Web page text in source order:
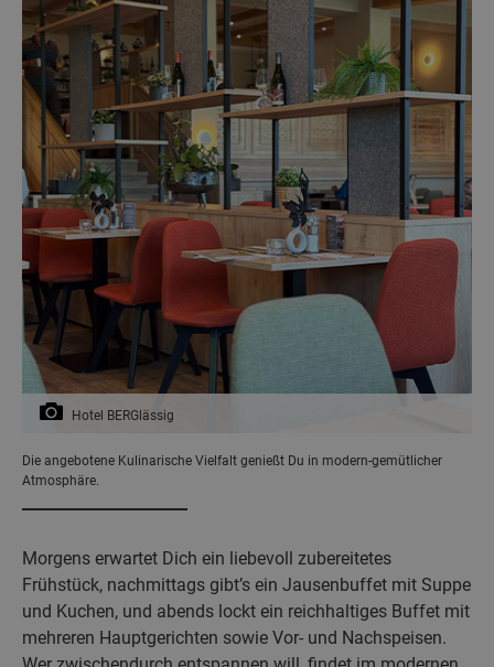
Hotel BERGlässig
Die angebotene Kulinarische Vielfalt genießt Du in modern-gemütlicher
Atmosphäre.
Morgens erwartet Dich ein liebevoll zubereitetes
Frühstück, nachmittags gibt’s ein Jausenbuffet mit Suppe
und Kuchen, und abends lockt ein reichhaltiges Buffet mit
mehreren Hauptgerichten sowie Vor- und Nachspeisen.